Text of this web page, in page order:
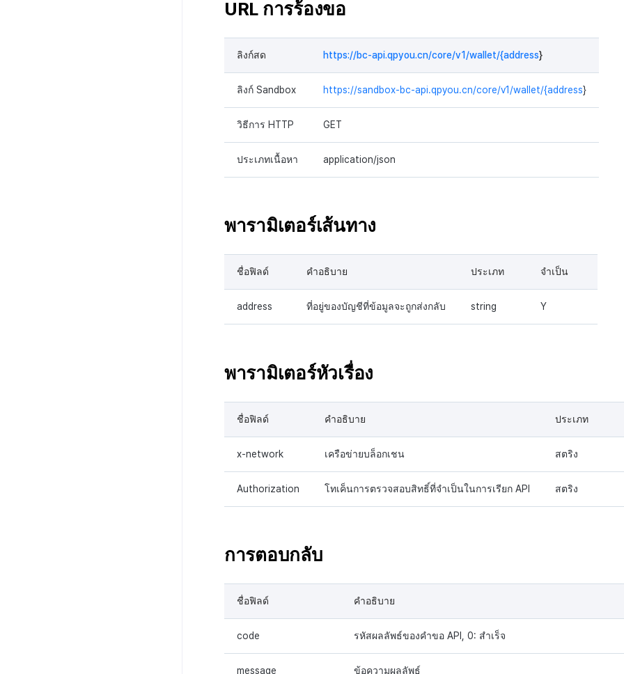
URL การร้องขอ
ลิงก์สด https://bc-api.qpyou.cn/core/v1/wallet/{address}
ลิงก์ Sandbox https://sandbox-bc-api.qpyou.cn/core/v1/wallet/{address}
วิธีการ HTTP GET
ประเภทเนื้อหา application/json
พารามิเตอร์เส้นทาง
ชื่อฟิลด์ คำอธิบาย ประเภท จำเป็น
address ที่อยู่ของบัญชีที่ข้อมูลจะถูกส่งกลับ string Y
พารามิเตอร์หัวเรื่อง
ชื่อฟิลด์ คำอธิบาย ประเภท
x-network เครือข่ายบล็อกเชน สตริง
Authorization โทเค็นการตรวจสอบสิทธิ์ที่จำเป็นในการเรียก API สตริง
การตอบกลับ
ชื่อฟิลด์ คำอธิบาย
code รหัสผลลัพธ์ของคำขอ API, 0: สำเร็จ
message ข้อความผลลัพธ์